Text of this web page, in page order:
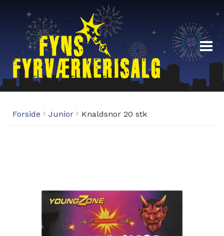
Forside Junior Knaldsnor 20 stk